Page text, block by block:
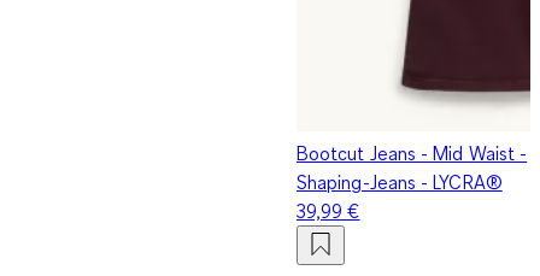
Bootcut Jeans - Mid Waist -
Shaping-Jeans - LYCRA®
39,99 €